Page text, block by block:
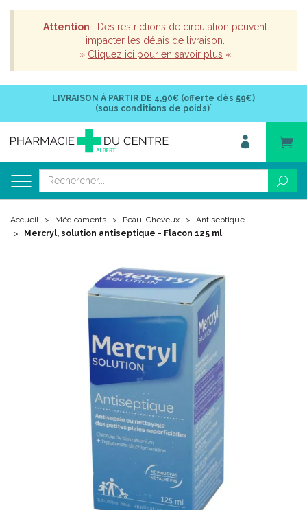
Attention : Des restrictions de circulation peuvent
impacter les délais de livraison.
» Cliquez ici pour en savoir plus «
LIVRAISON À PARTIR DE 4,90€ (offerte dès 59€)
(sous conditions de poids)*
Accueil Médicaments Peau, Cheveux
Antiseptique
Mercryl, solution antiseptique - Flacon 125 ml